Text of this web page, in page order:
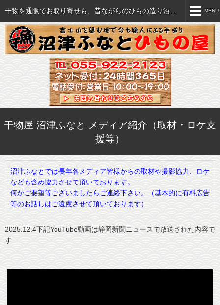
MENU
MENU
おいしい干物各種
セット・詰め合わせ
海産珍味など各種
飲食店様へ(業販）
ご注文について
ご注文方法
特商法に関する表記
干物調理の秘訣 会社概要
干物屋 沼津ふなと メディア紹介（取材・ロケ支
援等）
沼津ふなとでは長年各メディア皆様からの取材や撮影協力、ロケ
なども含め協力させて頂いております。
何かご要望等ございましたらご連絡下さい。（基本的に有料広告
等のお話しはご遠慮させて頂いております）
2025.12.4下記YouTube動画は静岡新聞ニュースで放送された内容で
す